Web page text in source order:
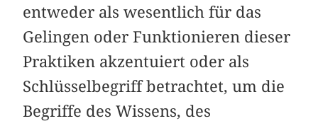
entweder als wesentlich für das
Gelingen oder Funktionieren dieser
Praktiken akzentuiert oder als
Schlüsselbegriff betrachtet, um die
Begriffe des Wissens, des